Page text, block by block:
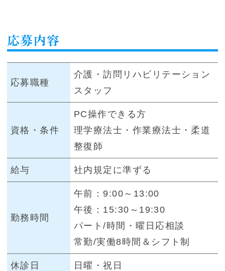
応募内容
応募職種
介護・訪問リハビリテーション
スタッフ
資格・条件
PC操作できる方
理学療法士・作業療法士・柔道
整復師
給与 社内規定に準ずる
勤務時間
午前：9:00～13:00
午後：15:30～19:30
パート/時間・曜日応相談
常勤/実働8時間＆シフト制
休診日 日曜・祝日